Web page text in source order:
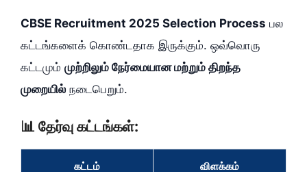
CBSE Recruitment 2025 Selection Process பல
கட்டங்களைக் கொண்டதாக இருக்கும். ஒவ்வொரு
கட்டமும் முற்றிலும் நேர்மையான மற்றும் திறந்த
முறையில் நடைபெறும்.
📊 தேர்வு கட்டங்கள்:
கட்டம் விளக்கம்